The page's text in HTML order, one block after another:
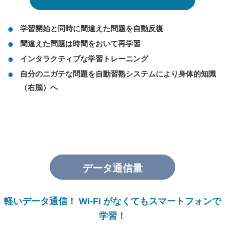
学習開始と同時に間違えた問題を自動反復
間違えた問題は時間をおいて再学習
インタラクティブな学習トレーニング
自分のニガテな問題を自動習熟システムにより身体的知識
（右脳）へ
データ通信量
軽いデータ通信！ Wi-Fi がなくてもスマートフォンで
学習！